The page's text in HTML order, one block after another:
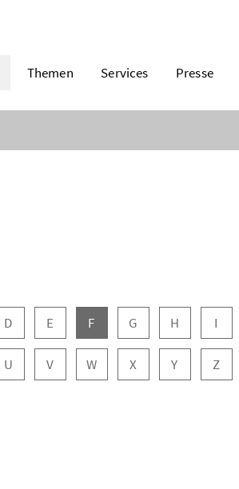
Themen Services Presse
D E F G H I
U V W X Y Z